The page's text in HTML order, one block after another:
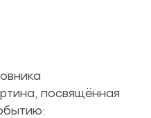
посвящённая